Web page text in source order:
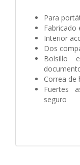
Para
Fabricado
Interior
Dos
Bolsillo
Correa de
Fuertes
seguro